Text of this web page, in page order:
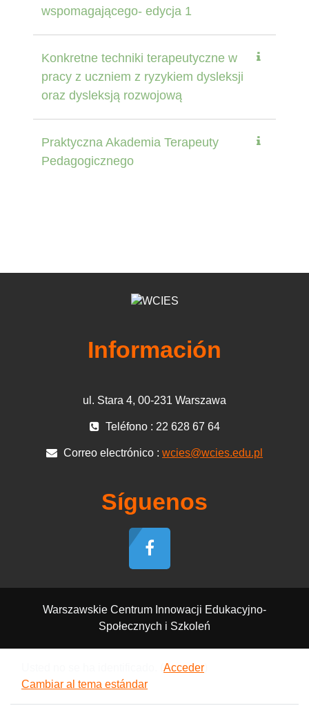
wspomagającego- edycja 1
Konkretne techniki terapeutyczne w
pracy z uczniem z ryzykiem dysleksji
oraz dysleksją rozwojową
Praktyczna Akademia Terapeuty
Pedagogicznego
Información
ul. Stara 4, 00-231 Warszawa
Teléfono : 22 628 67 64
Correo electrónico : wcies@wcies.edu.pl
Síguenos
Warszawskie Centrum Innowacji Edukacyjno-
Społecznych i Szkoleń
Acceder
Cambiar al tema estándar